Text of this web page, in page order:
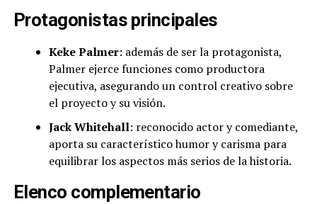
Protagonistas principales
Keke Palmer: además de ser la protagonista,
Palmer ejerce funciones como productora
ejecutiva, asegurando un control creativo sobre
el proyecto y su visión.
Jack Whitehall: reconocido actor y comediante,
aporta su característico humor y carisma para
equilibrar los aspectos más serios de la historia.
Elenco complementario